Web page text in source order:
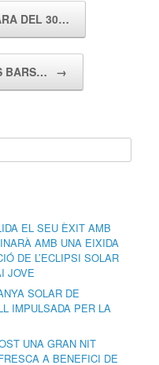
DEL 30…
BARS… →
EL SEU ÈXIT AMB
AMB UNA EIXIDA
DE L’ECLIPSI SOLAR
JOVE
SOLAR DE
IMPULSADA PER LA
UNA GRAN NIT
A BENEFICI DE